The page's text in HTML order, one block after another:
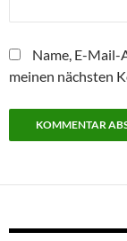
Name, E-Mail-
meinen nächsten